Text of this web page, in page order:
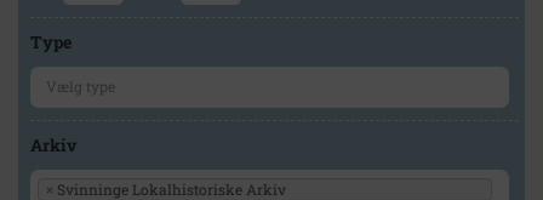
Type
Arkiv
× Svinninge Lokalhistoriske Arkiv